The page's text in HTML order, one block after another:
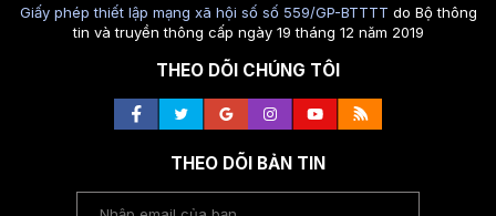
Giấy phép thiết lập mạng xã hội số số 559/GP-BTTTT do Bộ thông
tin và truyền thông cấp ngày 19 tháng 12 năm 2019
THEO DÕI CHÚNG TÔI
THEO DÕI BẢN TIN